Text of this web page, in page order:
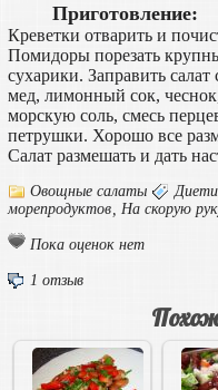
Приготовление:
Креветки отварить и
Помидоры порезать
сухарики. Заправить
мед, лимонный сок,
морскую соль, смесь
петрушки. Хорошо все
Салат размешать и дать
Овощные салаты
морепродуктов
На скорую
Пока оценок нет
1 отзыв